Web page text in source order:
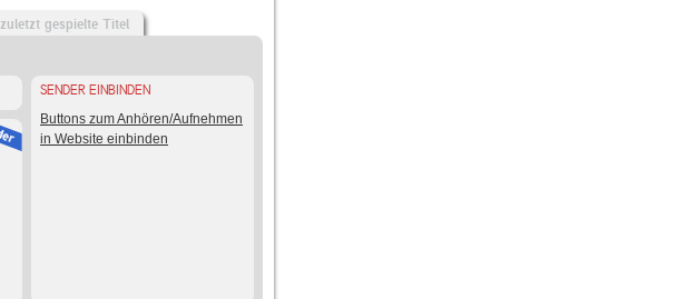
zuletzt gespielte Titel
SENDER EINBINDEN
Buttons zum Anhören/Aufnehmen
in Website einbinden